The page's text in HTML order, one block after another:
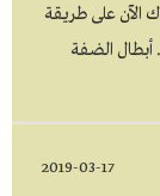
على طريقة
أبطال الضفة
2019-03-17